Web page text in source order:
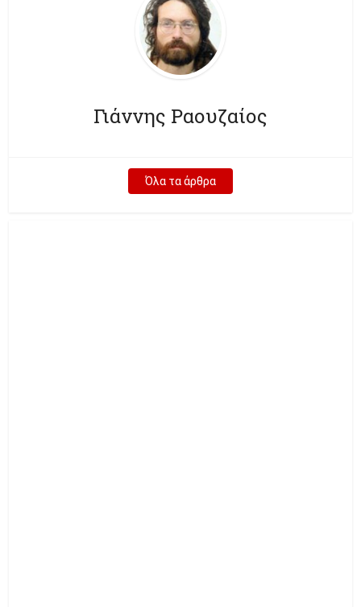
Γιάννης Ραουζαίος
Όλα τα άρθρα